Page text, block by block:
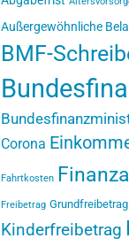
Außergewöhnliche
BMF-
Corona
Fahrtkosten
Freibetrag Grundfreibetrag
Kinderfreibetrag